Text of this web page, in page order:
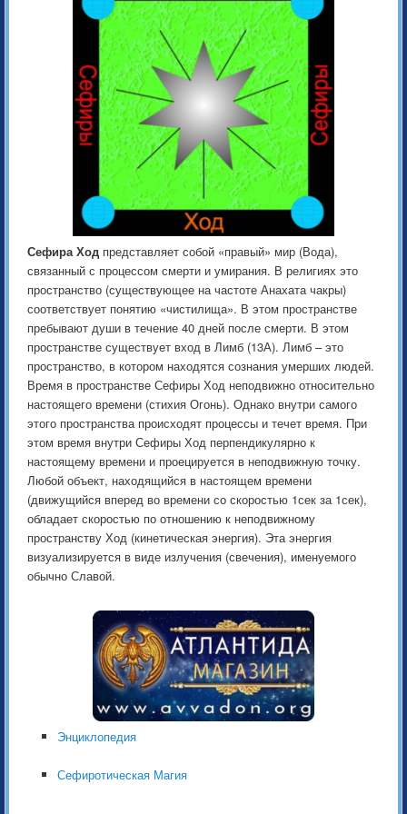
Сефира Ход представляет собой «правый» мир (Вода),
связанный с процессом смерти и умирания. В религиях это
пространство (существующее на частоте Анахата чакры)
соответствует понятию «чистилища». В этом пространстве
пребывают души в течение 40 дней после смерти. В этом
пространстве существует вход в Лимб (13А). Лимб – это
пространство, в котором находятся сознания умерших людей.
Время в пространстве Сефиры Ход неподвижно относительно
настоящего времени (стихия Огонь). Однако внутри самого
этого пространства происходят процессы и течет время. При
этом время внутри Сефиры Ход перпендикулярно к
настоящему времени и проецируется в неподвижную точку.
Любой объект, находящийся в настоящем времени
(движущийся вперед во времени со скоростью 1сек за 1сек),
обладает скоростью по отношению к неподвижному
пространству Ход (кинетическая энергия). Эта энергия
визуализируется в виде излучения (свечения), именуемого
обычно Славой.
Энциклопедия
Сефиротическая Магия